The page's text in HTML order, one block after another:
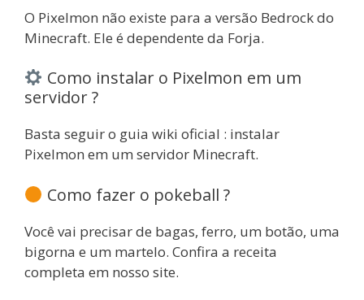
O Pixelmon não existe para a versão Bedrock do
Minecraft. Ele é dependente da Forja.
Como instalar o Pixelmon em um
servidor ?
Basta seguir o guia wiki oficial : instalar
Pixelmon em um servidor Minecraft.
Como fazer o pokeball ?
Você vai precisar de bagas, ferro, um botão, uma
bigorna e um martelo. Confira a receita
completa em nosso site.